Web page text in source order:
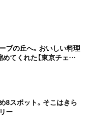
ブの丘へ。おいしい料理
めてくれた【東京チェン
8スポット。そこはきら
ー